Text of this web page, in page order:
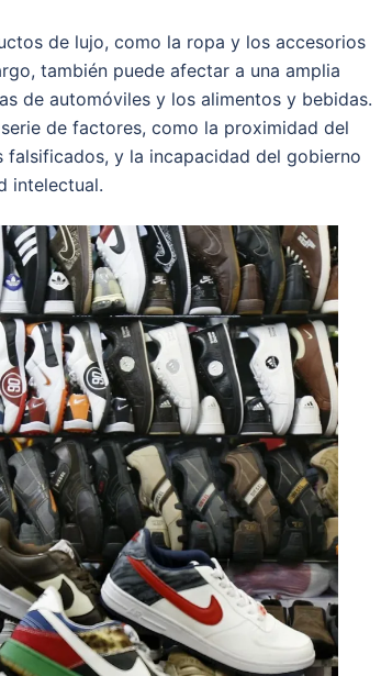
de lujo, como la ropa y los accesorios
también puede afectar a una amplia
de automóviles y los alimentos y bebidas.
de factores, como la proximidad del
y la incapacidad del gobierno
intelectual.